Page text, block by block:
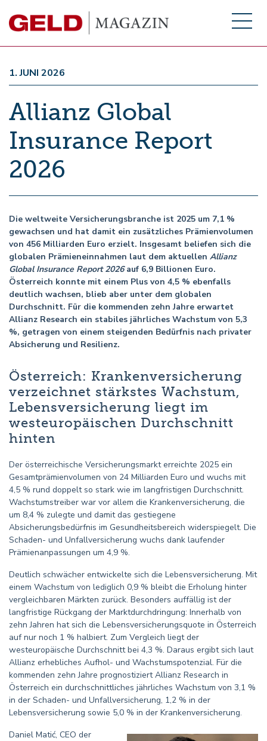
1. JUNI 2026
Allianz Global
Insurance Report
2026
Die weltweite Versicherungsbranche ist 2025 um 7,1 %
gewachsen und hat damit ein zusätzliches Prämienvolumen
von 456 Milliarden Euro erzielt. Insgesamt beliefen sich die
globalen Prämieneinnahmen laut dem aktuellen Allianz
Global Insurance Report 2026auf 6,9 Billionen Euro.
Österreich konnte mit einem Plus von 4,5 % ebenfalls
deutlich wachsen, blieb aber unter dem globalen
Durchschnitt. Für die kommenden zehn Jahre erwartet
Allianz Research ein stabiles jährliches Wachstum von 5,3
%, getragen von einem steigenden Bedürfnis nach privater
Absicherung und Resilienz.
Österreich: Krankenversicherung
verzeichnet stärkstes Wachstum,
Lebensversicherung liegt im
westeuropäischen Durchschnitt
hinten
Der österreichische Versicherungsmarkt erreichte 2025 ein
Gesamtprämienvolumen von 24 Milliarden Euro und wuchs mit
4,5 % rund doppelt so stark wie im langfristigen Durchschnitt.
Wachstumstreiber war vor allem die Krankenversicherung, die
um 8,4 % zulegte und damit das gestiegene
Absicherungsbedürfnis im Gesundheitsbereich widerspiegelt. Die
Schaden- und Unfallversicherung wuchs dank laufender
Prämienanpassungen um 4,9 %.
Deutlich schwächer entwickelte sich die Lebensversicherung. Mit
einem Wachstum von lediglich 0,9 % bleibt die Erholung hinter
vergleichbaren Märkten zurück. Besonders auffällig ist der
langfristige Rückgang der Marktdurchdringung: Innerhalb von
zehn Jahren hat sich die Lebensversicherungsquote in Österreich
auf nur noch 1 % halbiert. Zum Vergleich liegt der
westeuropäische Durchschnitt bei 4,3 %. Daraus ergibt sich laut
Allianz erhebliches Aufhol- und Wachstumspotenzial. Für die
kommenden zehn Jahre prognostiziert Allianz Research in
Österreich ein durchschnittliches jährliches Wachstum von 3,1 %
in der Schaden- und Unfallversicherung, 1,2 % in der
Lebensversicherung sowie 5,0 % in der Krankenversicherung.
Daniel Matić, CEO der